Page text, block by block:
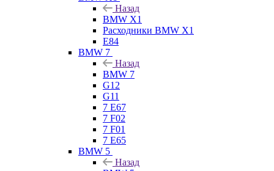
Назад
BMW X1
Расходники BMW X1
E84
BMW 7
Назад
BMW 7
G12
G11
7 Е67
7 F02
7 F01
7 E65
BMW 5
Назад